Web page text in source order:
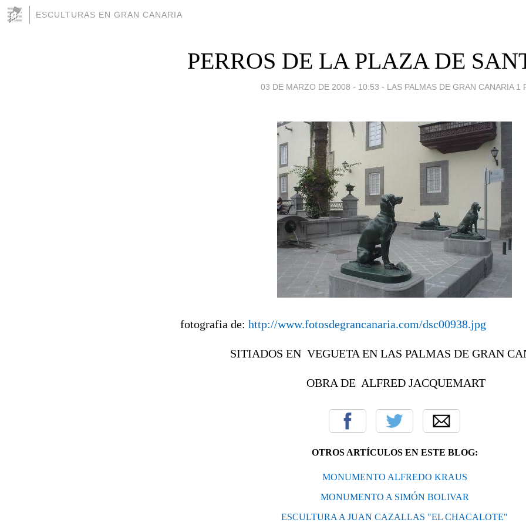
ESCULTURAS EN GRAN CANARIA
PERROS DE LA PLAZA DE
03 DE MARZO DE 2008 - 10:53 - LAS PALMAS DE GRAN CANARIA 1
fotografia de: http://www.fotosdegrancanaria.com/dsc00938.jpg
SITIADOS EN VEGUETA EN LAS PALMAS DE GRAN
OBRA DE ALFRED JACQUEMART
OTROS ARTÍCULOS EN ESTE BLOG:
MONUMENTO ALFREDO KRAUS
MONUMENTO A SIMÓN BOLIVAR
ESCULTURA A JUAN CAZALLAS "EL CHACALOTE"